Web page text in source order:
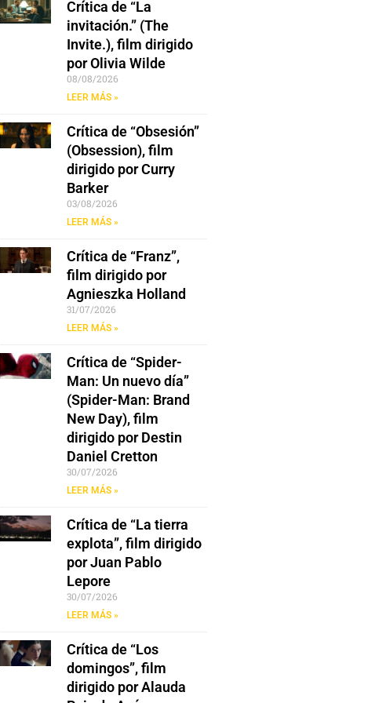
Crítica de “La
invitación.” (The
Invite.), film dirigido
por Olivia Wilde
08/08/2026
LEER MÁS »
Crítica de “Obsesión”
(Obsession), film
dirigido por Curry
Barker
03/08/2026
LEER MÁS »
Crítica de “Franz”,
film dirigido por
Agnieszka Holland
31/07/2026
LEER MÁS »
Crítica de “Spider-
Man: Un nuevo día”
(Spider-Man: Brand
New Day), film
dirigido por Destin
Daniel Cretton
30/07/2026
LEER MÁS »
Crítica de “La tierra
explota”, film dirigido
por Juan Pablo
Lepore
30/07/2026
LEER MÁS »
Crítica de “Los
domingos”, film
dirigido por Alauda